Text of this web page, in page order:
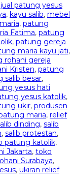
jual patung yesus
, kayu salib, mebel
, patung
Fatima, patung
, patung gereja
maria kayu jati,
rohani gereja
Kristen, patung
salib besar,
yesus hati
yesus katolik,
ukir, produsen
maria, relief
dinding, salib
, salib protestan,
patung katolik,
Jakarta, toko
Surabaya,
, ukiran relief